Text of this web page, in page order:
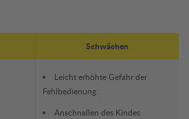
Schwächen
Leicht erhöhte Gefahr der
Fehlbedienung
Anschnallen des Kindes